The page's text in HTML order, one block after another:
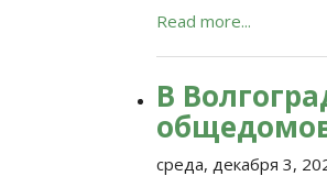
Read more...
В
среда, декабря 3,